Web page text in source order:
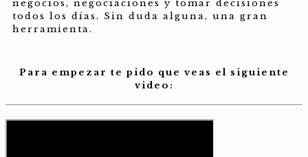
negocios, negociaciones y tomar decisiones
todos los días. Sin duda alguna, una gran
herramienta.
Para empezar te pido que veas el siguiente
video: